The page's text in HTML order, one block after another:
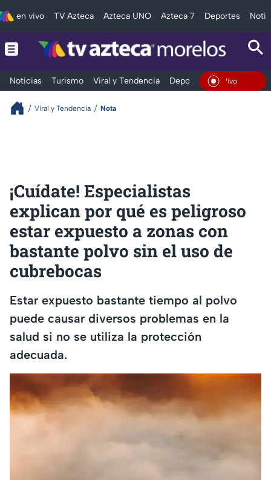
en vivo TV Azteca Azteca UNO Azteca 7 Deportes
Noticias Turismo Viral y Tendencia Deportes Espectáculos
En Vivo
Viral y Tendencia Nota
¡Cuídate! Especialistas
explican por qué es peligroso
estar expuesto a zonas con
bastante polvo sin el uso de
cubrebocas
Estar expuesto bastante tiempo al polvo
puede causar diversos problemas en la
salud si no se utiliza la protección
adecuada.